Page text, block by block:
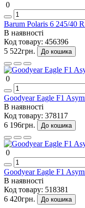
0
Barum Polaris 6 245/40
В наявності
Код товару: 456396
5 522грн.
До кошика
0
Goodyear Eagle F1
В наявності
Код товару: 378117
6 196грн.
До кошика
0
Goodyear Eagle F1
В наявності
Код товару: 518381
6 420грн.
До кошика